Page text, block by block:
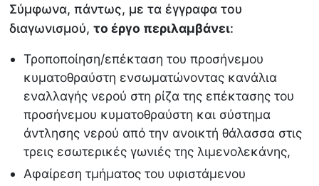
Σύμφωνα, πάντως, με τα έγγραφα του
διαγωνισμού,το έργο περιλαμβάνει:
Τροποποίηση/επέκταση του προσήνεμου
κυματοθραύστη ενσωματώνοντας κανάλια
εναλλαγής νερού στη ρίζα της επέκτασης του
προσήνεμου κυματοθραύστη και σύστημα
άντλησης νερού από την ανοικτή θάλασσα στις
τρεις εσωτερικές γωνιές της λιμενολεκάνης,
Αφαίρεση τμήματος του υφιστάμενου